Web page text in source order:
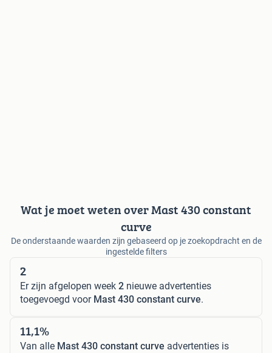
Wat je moet weten over Mast 430 constant
curve
De onderstaande waarden zijn gebaseerd op je zoekopdracht en de
ingestelde filters
2
Er zijn afgelopen week 2 nieuwe advertenties
toegevoegd voor Mast 430 constant curve.
11,1%
Van alle Mast 430 constant curve advertenties is